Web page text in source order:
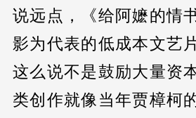
说远点，《给阿嬷的情
影为代表的低成本文艺
这么说不是鼓励大量资
类创作就像当年贾樟柯